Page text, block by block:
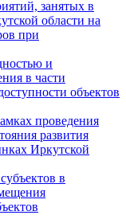
занятых в
области на
при
и
в части
объектов
проведения
развития
Иркутской
в